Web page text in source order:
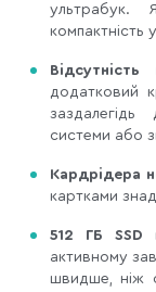
ультрабук.
компактність
додатковий
системи або
Кардрідера
картками
512 ГБ SSD
активному
швидше, ніж